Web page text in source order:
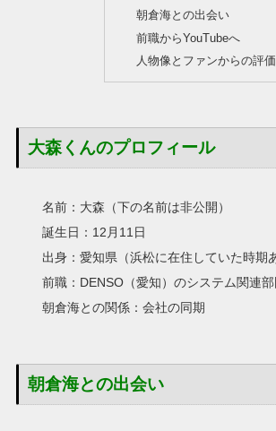
朝倉海との出会い
前職からYouTubeへ
人物像とファンからの評価
大森くんのプロフィール
名前：大森（下の名前は非公開）
誕生日：12月11日
出身：愛知県（浜松に在住していた時期
前職：DENSO（愛知）のシステム関連部
朝倉海との関係：会社の同期
朝倉海との出会い